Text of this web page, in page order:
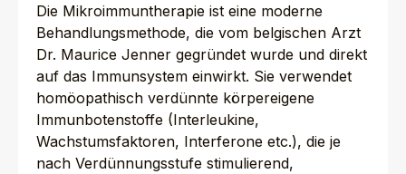
Die Mikroimmuntherapie ist eine moderne
Behandlungsmethode, die vom belgischen Arzt
Dr. Maurice Jenner gegründet wurde und direkt
auf das Immunsystem einwirkt. Sie verwendet
homöopathisch verdünnte körpereigene
Immunbotenstoffe (Interleukine,
Wachstumsfaktoren, Interferone etc.), die je
nach Verdünnungsstufe stimulierend,